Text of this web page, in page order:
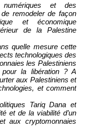
numériques et des
remodeler de façon
et économique
de la Palestine
quelle mesure cette
technologiques des
les Palestiniens
pour la libération ? A
aux Palestiniens et
et comment
Tariq Dana et
et de la viabilité d’un
aux cryptomonnaies